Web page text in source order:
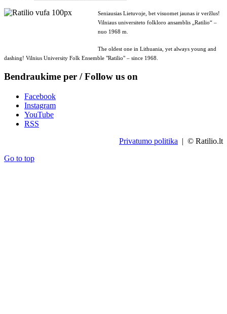
Seniausias Lietuvoje, bet visuomet jaunas ir veržlus!
Vilniaus universiteto folkloro ansamblis „Ratilio“ –
nuo 1968 m.
The oldest one in Lithuania, yet always young and
dashing! Vilnius University Folk Ensemble "Ratilio" – since 1968.
Bendraukime per / Follow us on
Facebook
Instagram
YouTube
RSS
Privatumo politika | © Ratilio.lt
Go to top